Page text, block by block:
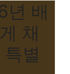
년 배
채
별